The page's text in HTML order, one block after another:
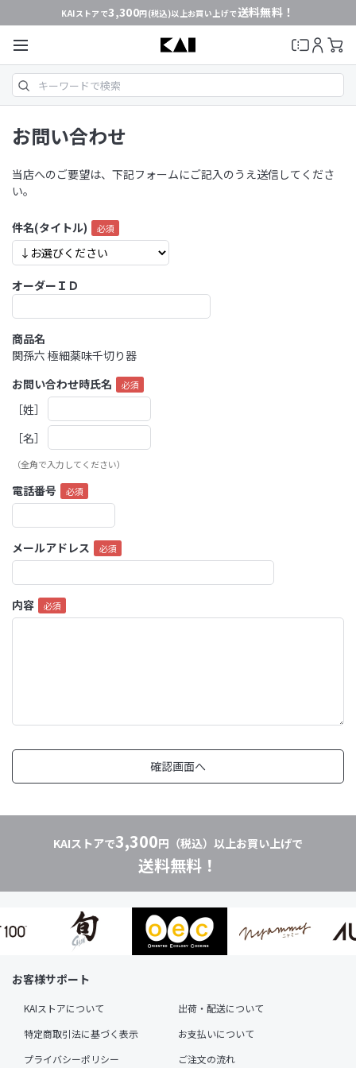
KAIストアで3,300円(税込)以上お買い上げで送料無料！
お問い合わせ
当店へのご要望は、下記フォームにご記入のうえ送信してくださ
い。
件名(タイトル)
オーダーＩＤ
商品名
関孫六 極細薬味千切り器
お問い合わせ時氏名
［姓］
［名］
（全角で入力してください）
電話番号
メールアドレス
内容
KAIストアで3,300円（税込）以上お買い上げで
送料無料！
お客様サポート
KAIストアについて
出荷・配送について
特定商取引法に基づく表示
お支払いについて
プライバシーポリシー
ご注文の流れ